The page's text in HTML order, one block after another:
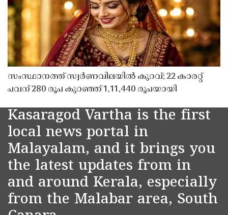
സംസ്ഥാനത്ത് സ്വർണവിലയിൽ കുറവ്; 22 കാരറ്റ്
പവന് 280 രൂപ കുറഞ്ഞ് 1,11,440 രൂപയായി
Kasaragod Vartha is the first
local news portal in
Malayalam, and it brings you
the latest updates from in
and around Kerala, especially
from the Malabar area, South